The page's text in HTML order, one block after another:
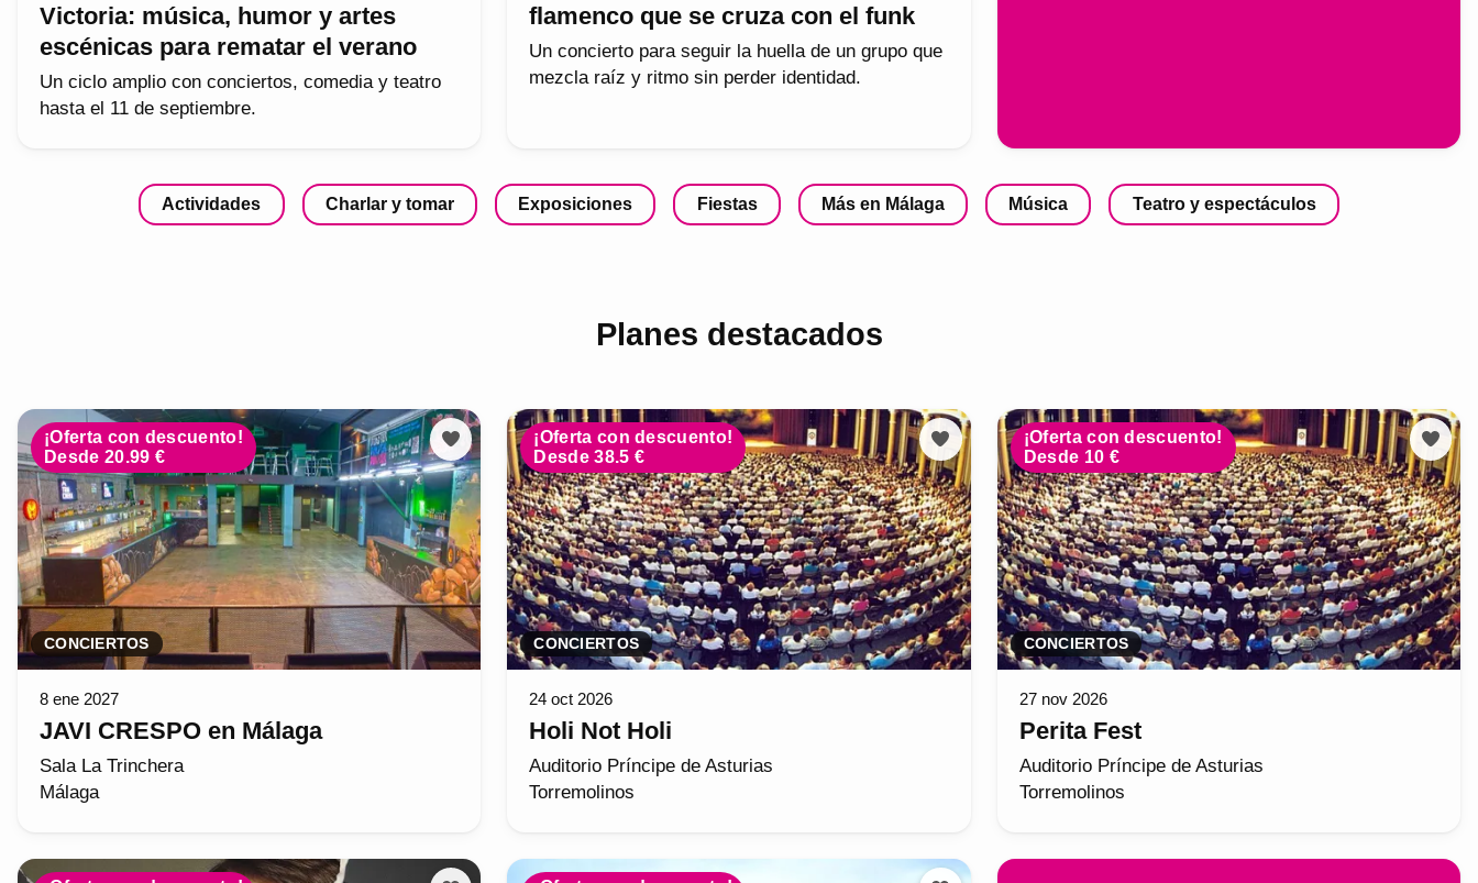
Victoria: música, humor y artes
escénicas para rematar el verano
Un ciclo amplio con conciertos, comedia y teatro
hasta el 11 de septiembre.
flamenco que se cruza con el funk
Un concierto para seguir la huella de un grupo que
mezcla raíz y ritmo sin perder identidad.
Actividades Charlar y tomar Exposiciones Fiestas Más en Málaga Música Teatro y espectáculos
Planes destacados
¡Oferta con descuento!
Desde 20.99 €
CONCIERTOS
8 ene 2027
JAVI CRESPO en Málaga
Sala La Trinchera
Málaga
¡Oferta con descuento!
Desde 38.5 €
CONCIERTOS
24 oct 2026
Holi Not Holi
Auditorio Príncipe de Asturias
Torremolinos
¡Oferta con descuento!
Desde 10 €
CONCIERTOS
27 nov 2026
Perita Fest
Auditorio Príncipe de Asturias
Torremolinos